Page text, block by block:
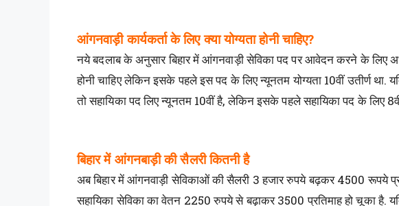
आंगनवाड़ी कार्यकर्ता के लिए क्या योग्यता होनी चाहिए?
नये बदलाब के अनुसार बिहार में आंगनवाड़ी सेविका पद पर आवेदन करने के लिए
होनी चाहिए लेकिन इसके पहले इस पद के लिए न्यूनतम योग्यता 10वीं उतीर्ण
तो सहायिका पद लिए न्यूनतम 10वीं है, लेकिन इसके पहले सहायिका पद के लिए
बिहार में आंगनबाड़ी की सैलरी कितनी है
अब बिहार में आंगनवाड़ी सेविकाओं की सैलरी 3 हजार रुपये बढ़कर 4500 रूपये
सहायिका सेविका का वेतन 2250 रुपये से बढ़ाकर 3500 प्रतिमाह हो चूका है.